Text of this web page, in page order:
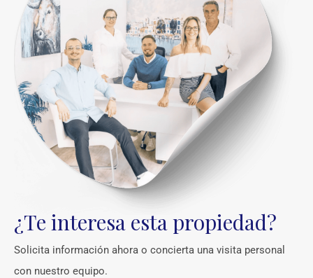
¿Te interesa esta propiedad?
Solicita información ahora o concierta una visita personal
con nuestro equipo.